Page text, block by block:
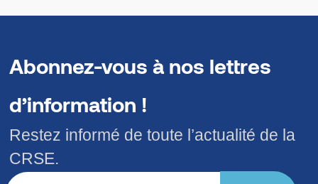
CADRE DE L’HARMONISATION
Abonnez-vous à nos lettres
d’information !
Restez informé de toute l’actualité de la
CRSE.